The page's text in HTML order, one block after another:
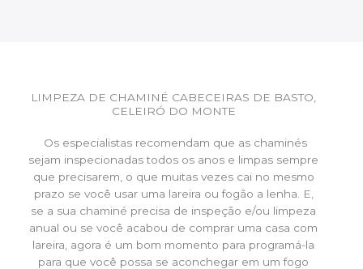
LIMPEZA DE CHAMINÉ CABECEIRAS DE BASTO,
CELEIRÓ DO MONTE
Os especialistas recomendam que as chaminés
sejam inspecionadas todos os anos e limpas sempre
que precisarem, o que muitas vezes cai no mesmo
prazo se você usar uma lareira ou fogão a lenha. E,
se a sua chaminé precisa de inspeção e/ou limpeza
anual ou se você acabou de comprar uma casa com
lareira, agora é um bom momento para programá-la
para que você possa se aconchegar em um fogo